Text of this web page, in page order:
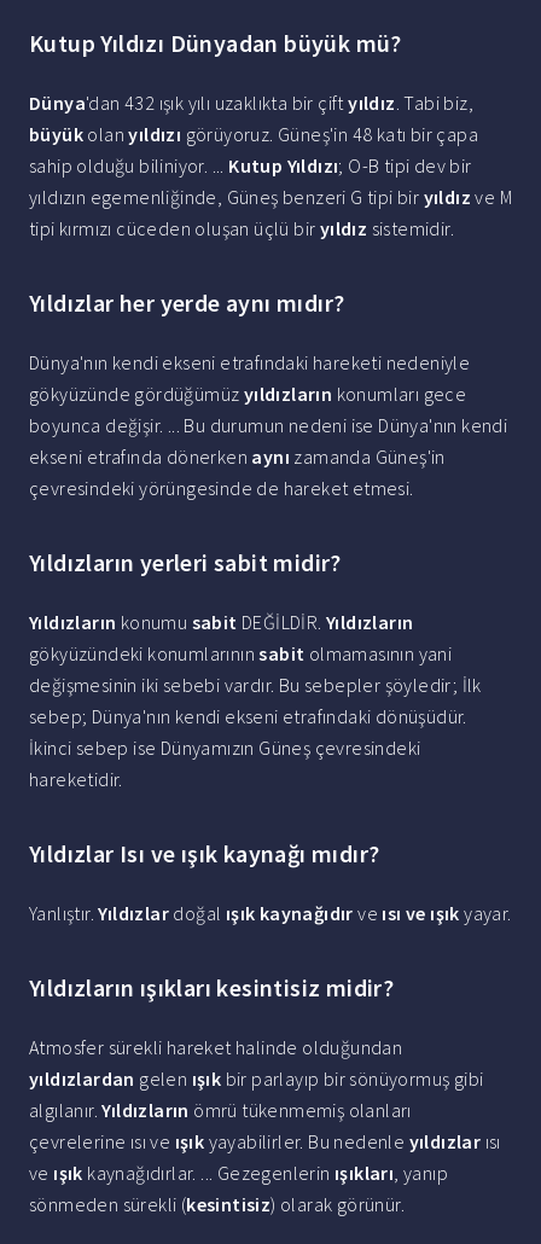
Kutup Yıldızı Dünyadan büyük mü?
Dünya'dan 432 ışık yılı uzaklıkta bir çiftyıldız. Tabi biz,
büyük olanyıldızı görüyoruz. Güneş'in 48 katı bir çapa
sahip olduğu biliniyor. ... Kutup Yıldızı; O-B tipi dev bir
yıldızın egemenliğinde, Güneş benzeri G tipi bir yıldız ve M
tipi kırmızı cüceden oluşan üçlü bir yıldız sistemidir.
Yıldızlar her yerde aynı mıdır?
Dünya'nın kendi ekseni etrafındaki hareketi nedeniyle
gökyüzünde gördüğümüz yıldızların konumları gece
boyunca değişir. ... Bu durumun nedeni ise Dünya'nın kendi
ekseni etrafında dönerken aynı zamanda Güneş'in
çevresindeki yörüngesinde de hareket etmesi.
Yıldızların yerleri sabit midir?
Yıldızların konumu sabit DEĞİLDİR.Yıldızların
gökyüzündeki konumlarınınsabit olmamasının yani
değişmesinin iki sebebi vardır. Bu sebepler şöyledir; İlk
sebep; Dünya'nın kendi ekseni etrafındaki dönüşüdür.
İkinci sebep ise Dünyamızın Güneş çevresindeki
hareketidir.
Yıldızlar Isı ve ışık kaynağı mıdır?
Yanlıştır.Yıldızlar doğal ışık kaynağıdır ve ısı ve ışık yayar.
Yıldızların ışıkları kesintisiz midir?
Atmosfer sürekli hareket halinde olduğundan
yıldızlardan gelen ışık bir parlayıp bir sönüyormuş gibi
algılanır.Yıldızların ömrü tükenmemiş olanları
çevrelerine ısı ve ışık yayabilirler. Bu nedenle yıldızlar ısı
ve ışık kaynağıdırlar. ... Gezegenlerin ışıkları, yanıp
sönmeden sürekli (kesintisiz) olarak görünür.